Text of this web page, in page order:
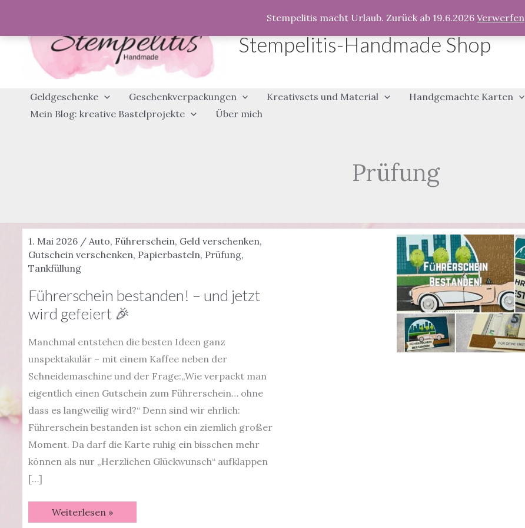
Stempelitis macht Urlaub. Zurück ab 19.6.2026 Verwerfen
springen
Stempelitis-Handmade Shop
Geldgeschenke Geschenkverpackungen Kreativsets und Material Handgemachte Karten
Mein Blog: kreative Bastelprojekte
Über mich
Prüfung
1. Mai 2026 / Auto, Führerschein, Geld verschenken,
Gutschein verschenken, Papierbasteln, Prüfung,
Tankfüllung
Führerschein bestanden! – und jetzt
wird gefeiert 🎉
Manchmal entstehen die besten Ideen ganz
unspektakulär – mit einem Kaffee neben der
Schneidemaschine und der Frage:„Wie verpackt man
eigentlich einen Gutschein zum Führerschein… ohne
dass es langweilig wird?“ Denn sind wir ehrlich:
Führerschein bestanden ist schon ein ziemlich großer
Moment. Da darf die Karte ruhig ein bisschen mehr
können als nur „Herzlichen Glückwunsch“ aufklappen
[…]
Führerschein
bestanden!
Weiterlesen »